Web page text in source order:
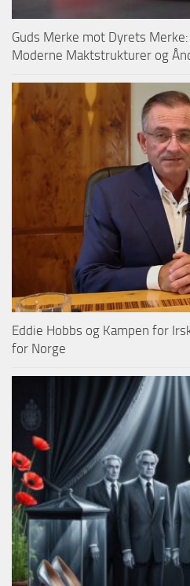
Guds Merke mot Dyrets
Moderne Maktstrukturer og
Eddie Hobbs og Kampen for
for Norge